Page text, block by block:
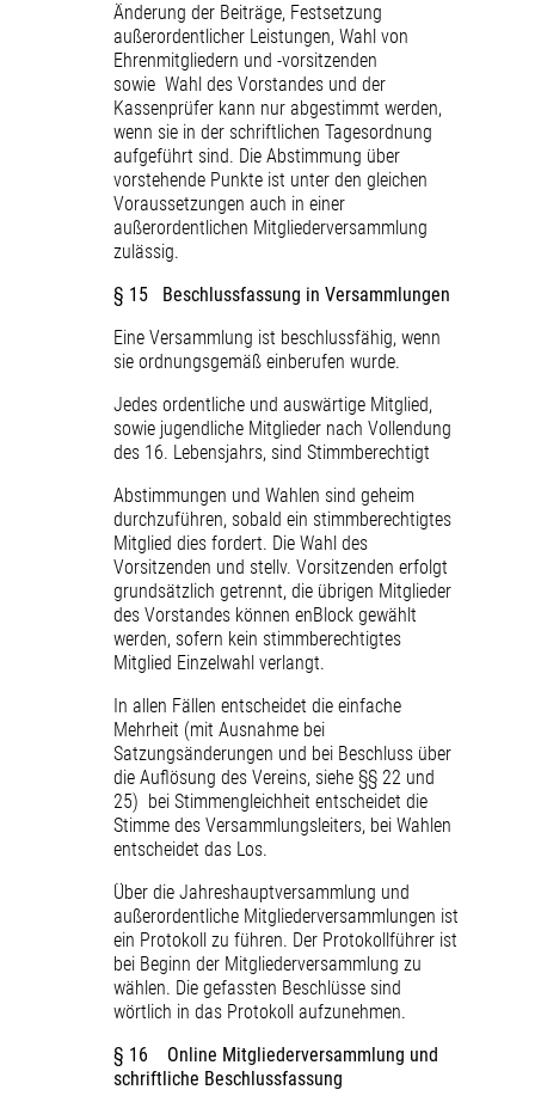
Änderung der Beiträge, Festsetzung
außerordentlicher Leistungen, Wahl von
Ehrenmitgliedern und -vorsitzenden
sowie Wahl des Vorstandes und der
Kassenprüfer kann nur abgestimmt werden,
wenn sie in der schriftlichen Tagesordnung
aufgeführt sind. Die Abstimmung über
vorstehende Punkte ist unter den gleichen
Voraussetzungen auch in einer
außerordentlichen Mitgliederversammlung
zulässig.
§ 15 Beschlussfassung in Versammlungen
Eine Versammlung ist beschlussfähig, wenn
sie ordnungsgemäß einberufen wurde.
Jedes ordentliche und auswärtige Mitglied,
sowie jugendliche Mitglieder nach Vollendung
des 16. Lebensjahrs, sind Stimmberechtigt
Abstimmungen und Wahlen sind geheim
durchzuführen, sobald ein stimmberechtigtes
Mitglied dies fordert. Die Wahl des
Vorsitzenden und stellv. Vorsitzenden erfolgt
grundsätzlich getrennt, die übrigen Mitglieder
des Vorstandes können enBlock gewählt
werden, sofern kein stimmberechtigtes
Mitglied Einzelwahl verlangt.
In allen Fällen entscheidet die einfache
Mehrheit (mit Ausnahme bei
Satzungsänderungen und bei Beschluss über
die Auflösung des Vereins, siehe §§ 22 und
25) bei Stimmengleichheit entscheidet die
Stimme des Versammlungsleiters, bei Wahlen
entscheidet das Los.
Über die Jahreshauptversammlung und
außerordentliche Mitgliederversammlungen ist
ein Protokoll zu führen. Der Protokollführer ist
bei Beginn der Mitgliederversammlung zu
wählen. Die gefassten Beschlüsse sind
wörtlich in das Protokoll aufzunehmen.
§ 16 Online Mitgliederversammlung und
schriftliche Beschlussfassung